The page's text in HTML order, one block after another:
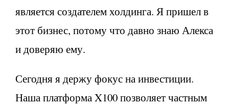
является создателем холдинга. Я пришел в
этот бизнес, потому что давно знаю Алекса
и доверяю ему.
Сегодня я держу фокус на инвестиции.
Наша платформа X100 позволяет частным